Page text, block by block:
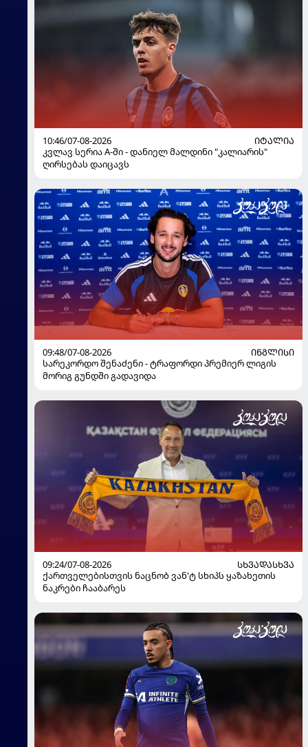
10:46/07-08-2026
ᲘᲢᲐᲚᲘᲐ
კვლავ სერია A-ში - დანიელ მალდინი "კალიარის"
ღირსებას დაიცავს
09:48/07-08-2026
ᲘᲜᲒᲚᲘᲡᲘ
სარეკორდო შენაძენი - ტრაფორდი პრემიერ ლიგის
მორიგ გუნდში გადავიდა
09:24/07-08-2026
ᲡᲮᲕᲐᲓᲐᲡᲮᲕᲐ
ქართველებისთვის ნაცნობ ვან'ტ სხიპს ყაზახეთის
ნაკრები ჩააბარეს